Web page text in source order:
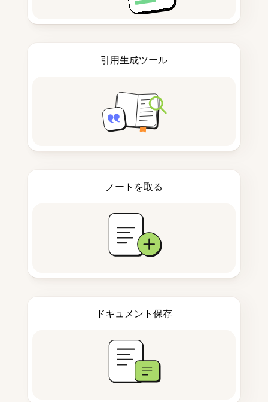
引用生成ツール
ノートを取る
ドキュメント保存